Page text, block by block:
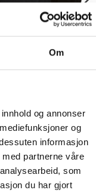
Om
og annonser
og
informasjon
partnerne våre
som
du har gjort
– Smokin’ Pro™
kroner:
eller Bring i
vekt eller volumvekt